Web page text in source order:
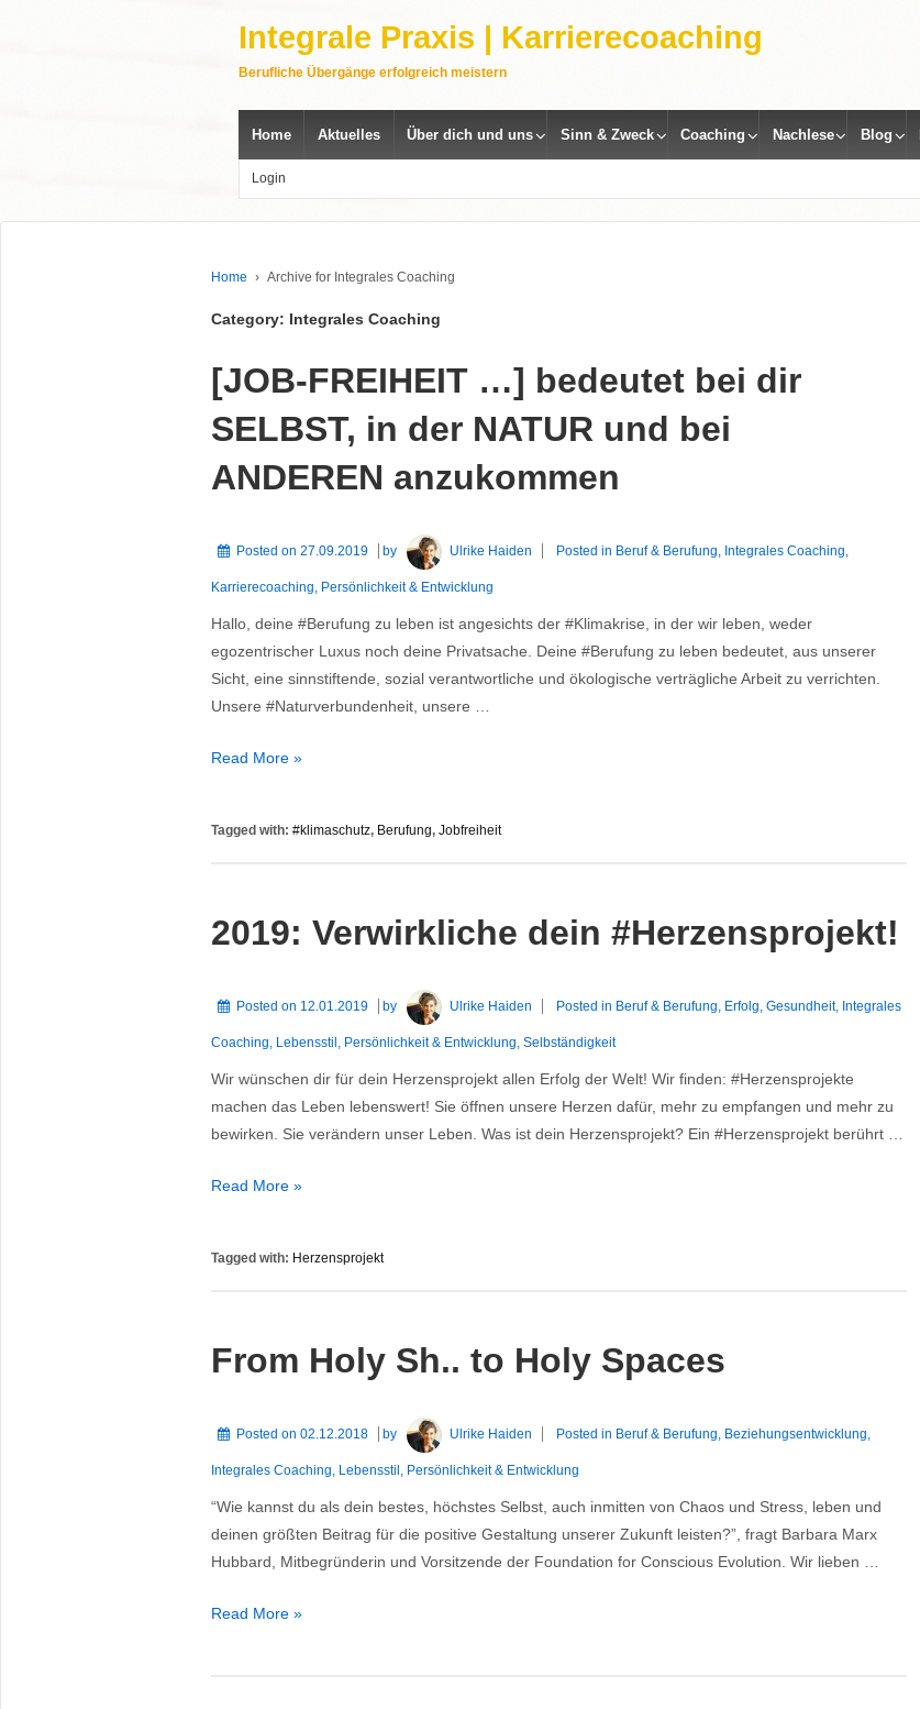
Integrale Praxis | Karrierecoaching
Berufliche Übergänge erfolgreich meistern
Home Aktuelles Über dich und uns Sinn & Zweck Coaching Nachlese Blog
Login
Home › Archive for Integrales Coaching
Category: Integrales Coaching
[JOB-FREIHEIT …] bedeutet bei dir
SELBST, in der NATUR und bei
ANDEREN anzukommen
Posted on 27.09.2019 by Ulrike Haiden Posted in Beruf & Berufung Integrales Coaching
Karrierecoaching, Persönlichkeit & Entwicklung
Hallo, deine #Berufung zu leben ist angesichts der #Klimakrise, in der wir leben, weder
egozentrischer Luxus noch deine Privatsache. Deine #Berufung zu leben bedeutet, aus unserer
Sicht, eine sinnstiftende, sozial verantwortliche und ökologische verträgliche Arbeit zu verrichten.
Unsere #Naturverbundenheit, unsere …
[JOB-
bedeutet
SELBST,
in
NATUR
ANDEREN
anzukommen
Read More »
Tagged with: #klimaschutz, Berufung, Jobfreiheit
2019: Verwirkliche dein #Herzensprojekt!
Posted on 12.01.2019 by Ulrike Haiden Posted in Beruf & Berufung Erfolg Gesundheit, Integrales
Coaching, Lebensstil , Persönlichkeit & Entwicklung, Selbständigkeit
Wir wünschen dir für dein Herzensprojekt allen Erfolg der Welt! Wir finden: #Herzensprojekte
machen das Leben lebenswert! Sie öffnen unsere Herzen dafür, mehr zu empfangen und mehr zu
bewirken. Sie verändern unser Leben. Was ist dein Herzensprojekt? Ein #Herzensprojekt berührt …
2019:
#Herzensprojekt!
Read More »
Tagged with: Herzensprojekt
From Holy Sh.. to Holy Spaces
Posted on 02.12.2018 by Ulrike Haiden Posted in Beruf & Berufung, Beziehungsentwicklung,
Integrales Coaching, Lebensstil , Persönlichkeit & Entwicklung
“Wie kannst du als dein bestes, höchstes Selbst, auch inmitten von Chaos und Stress, leben und
deinen größten Beitrag für die positive Gestaltung unserer Zukunft leisten?”, fragt Barbara Marx
Hubbard, Mitbegründerin und Vorsitzende der Foundation for Conscious Evolution. Wir lieben …
From
Read More »